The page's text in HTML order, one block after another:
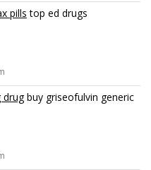
pills top ed drugs
drugbuy griseofulvin generic